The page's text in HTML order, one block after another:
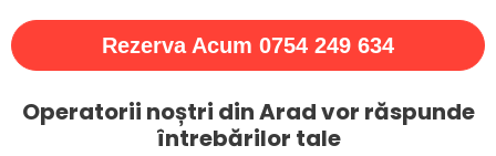
Rezerva Acum 0754 249 634
Operatorii noștri din Arad vor răspunde
întrebărilor tale